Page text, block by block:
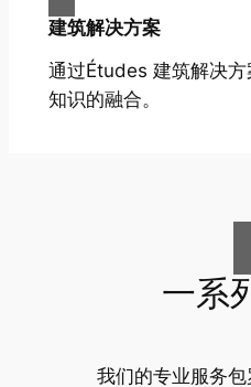
建筑解决方案
通过Études 建筑解决
知识的融合。
一系
我们的专业服务